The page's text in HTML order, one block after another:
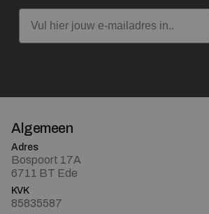
Email
Algemeen
Adres
Bospoort 17A
6711 BT Ede
KVK
85835587